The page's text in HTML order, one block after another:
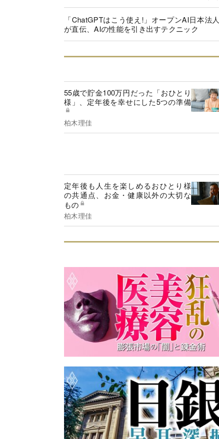
「ChatGPTはこう使え!」オープンAI日本法
が直伝、AIの性能を引き出すテクニック
55歳で貯金100万円だった「おひとり
様」、定年後を幸せにした5つの準備
柏木理佳
定年後も人生を楽しめるおひとり様
の共通点、お金・健康以外の大切な
もの
柏木理佳